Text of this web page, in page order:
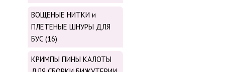
ВОЩЕНЫЕ НИТКИ и
ПЛЕТЕНЫЕ ШНУРЫ ДЛЯ
БУС (16)
КРИМПЫ ПИНЫ КАЛОТЫ